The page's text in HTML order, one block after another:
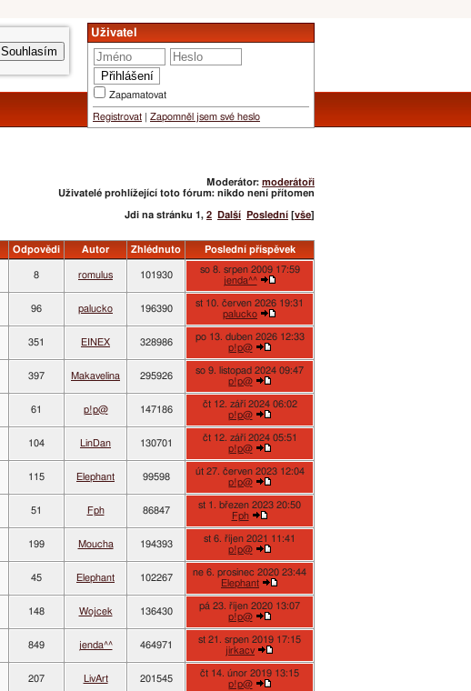
Souhlasím
Uživatel
Zapamatovat
Registrovat Zapomněl jsem své heslo
Moderátor: moderátoři
Uživatelé prohlížející toto fórum: nikdo není přítomen
Jdi na stránku 1, 2 Další Poslední [vše]
Odpovědi Autor Zhlédnuto Poslední příspěvek
8 romulus 101930
so 8. srpen 2009 17:59
jenda^^
96 palucko 196390
st 10. červen 2026 19:31
palucko
351 EINEX 328986
po 13. duben 2026 12:33
p!p@
397 Makavelina 295926
so 9. listopad 2024 09:47
p!p@
61 p!p@ 147186
čt 12. září 2024 06:02
p!p@
104 LinDan 130701
čt 12. září 2024 05:51
p!p@
115 Elephant 99598
út 27. červen 2023 12:04
p!p@
51 Fph 86847
st 1. březen 2023 20:50
Fph
199 Moucha 194393
st 6. říjen 2021 11:41
p!p@
45 Elephant 102267
ne 6. prosinec 2020 23:44
Elephant
148 Wojcek 136430
pá 23. říjen 2020 13:07
p!p@
849 jenda^^ 464971
st 21. srpen 2019 17:15
jirkacv
207 LivArt 201545
čt 14. únor 2019 13:15
p!p@